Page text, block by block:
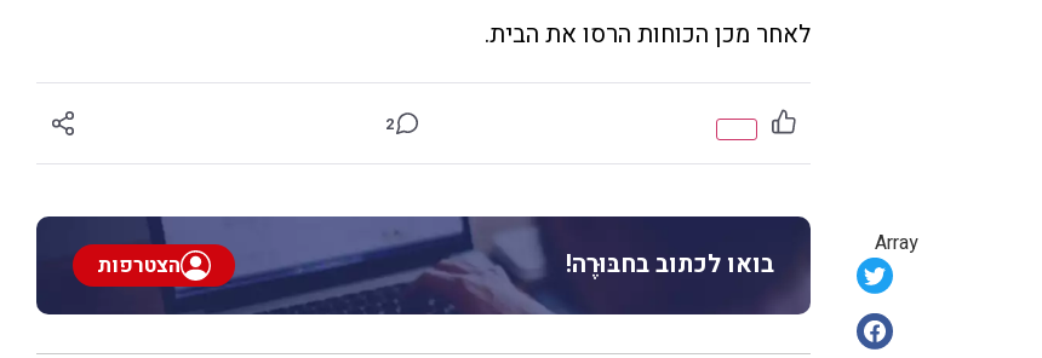
Array
לאחר מכן הכוחות הרסו את הבית.
2
בואו לכתוב בחבּוּרֶה! הצטרפות